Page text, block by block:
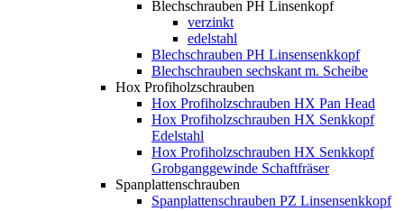
Blechschrauben PH Linsenkopf
verzinkt
edelstahl
Blechschrauben PH Linsensenkkopf
Blechschrauben sechskant m. Scheibe
Hox Profiholzschrauben
Hox Profiholzschrauben HX Pan Head
Hox Profiholzschrauben HX Senkkopf
Edelstahl
Hox Profiholzschrauben HX Senkkopf
Grobganggewinde Schaftfräser
Spanplattenschrauben
Spanplattenschrauben PZ Linsensenkkopf